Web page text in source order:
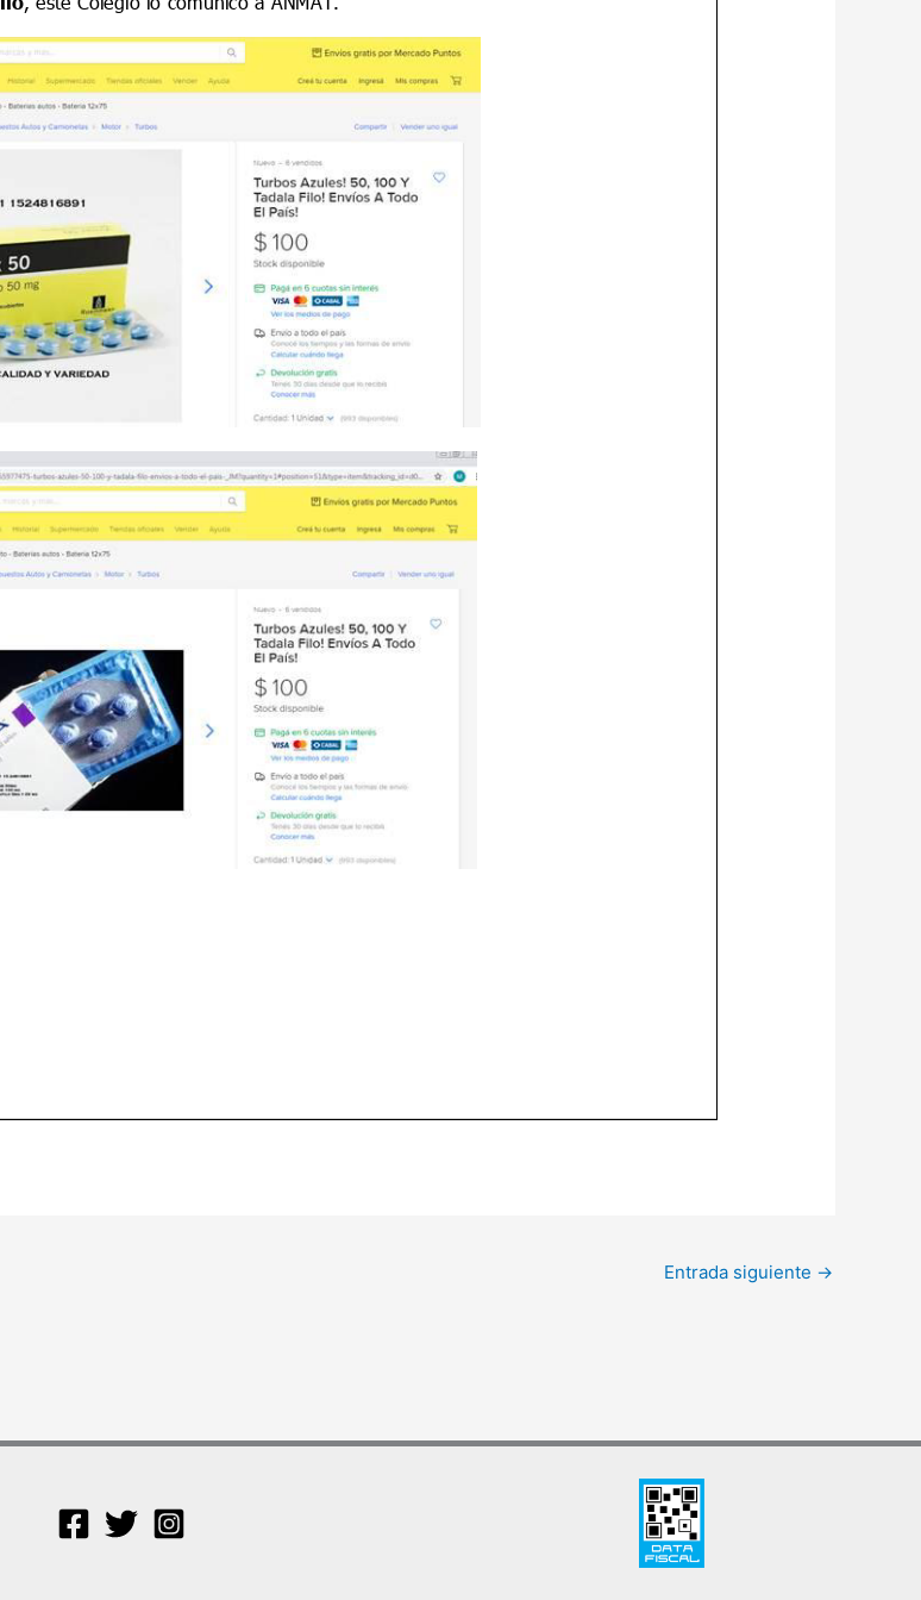
Entrada siguiente →